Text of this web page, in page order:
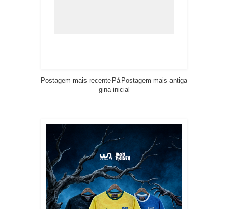
Postagem mais recente Postagem mais antiga
Pá
gina inicial